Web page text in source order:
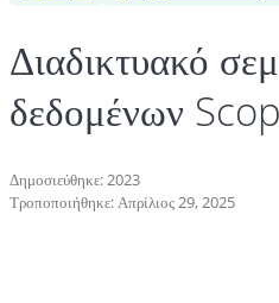
Διαδικτυακό
δεδομένων
Δημοσιεύθηκε: 2023
Τροποποιήθηκε: Απρίλιος 29, 2025